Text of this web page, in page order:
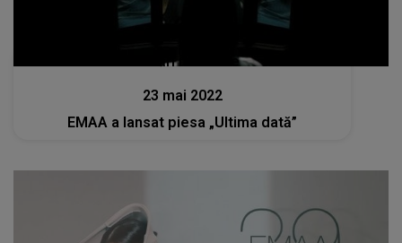
Lansări muzicale
23 mai 2022
EMAA a lansat piesa „Ultima dată”